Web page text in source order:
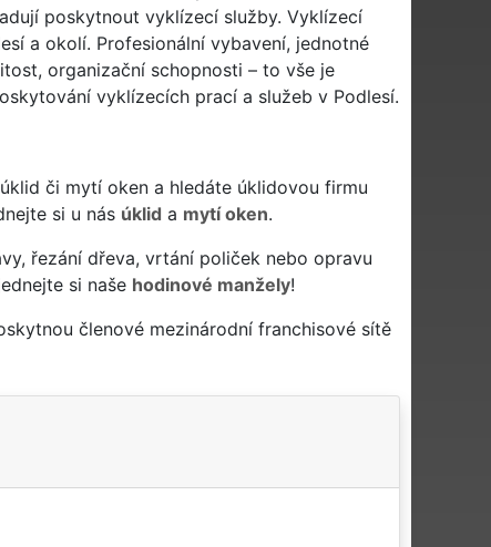
poskytnout vyklízecí služby. Vyklízecí
a okolí. Profesionální vybavení, jednotné
organizační schopnosti – to vše je
vyklízecích prací a služeb v Podlesí.
či mytí oken a hledáte úklidovou firmu
si u nás úklid a mytí oken.
řezání dřeva, vrtání poliček nebo opravu
si naše hodinové manžely!
členové mezinárodní franchisové sítě